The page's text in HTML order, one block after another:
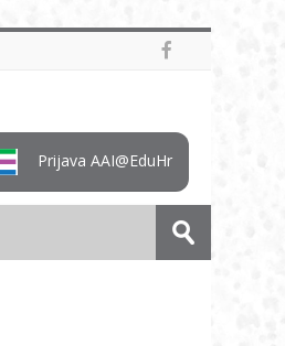
Prijava AAI@EduHr
Predaj